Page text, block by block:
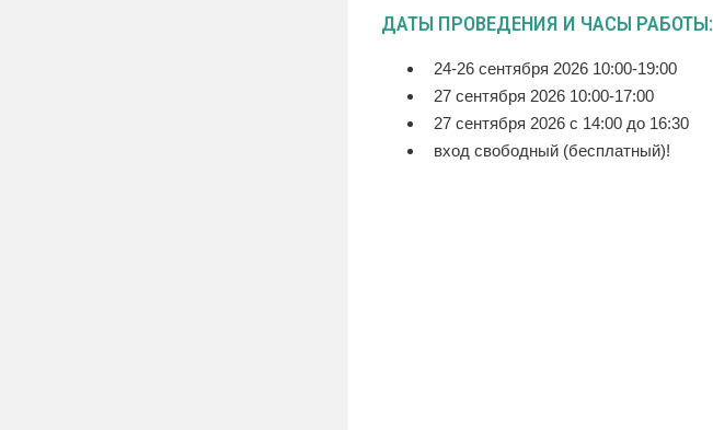
ДАТЫ ПРОВЕДЕНИЯ И ЧАСЫ РАБОТЫ:
24-26 сентября 2026 10:00-19:00
27 сентября 2026 10:00-17:00
27 сентября 2026 с 14:00 до 16:30
вход свободный (бесплатный)!